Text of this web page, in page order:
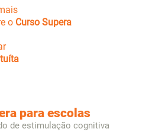
o Curso Supera
para escolas
de estimulação cognitiva